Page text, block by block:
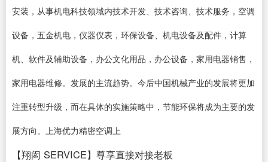
安装，从事机电科技领域内技术开发、技术咨询、技术服务，空调
设备，五金机电，仪器仪表，环保设备、机电设备及配件，计算
机、软件及辅助设备，办公文化用品，办公设备，家用电器销售，
家用电器维修。发展的主流趋势。今后中国机械产业的发展将更加
注重转型升级，而在具体的实施策略中，节能环保将成为主要的发
展方向。上海优力精密空调上
【翔闳 SERVICE】尊享直接对接老板